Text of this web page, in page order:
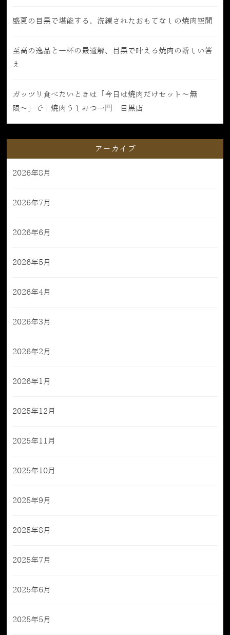
盛夏の目黒で堪能する、洗練されたおもてなしの焼肉空間
至高の逸品と一杯の最適解、目黒で叶える焼肉の新しい答
え
ガッツリ食べたいときは「今日は焼肉だけセット〜無
限〜」で｜焼肉うしみつ一門 目黒店
アーカイブ
2026年8月
2026年7月
2026年6月
2026年5月
2026年4月
2026年3月
2026年2月
2026年1月
2025年12月
2025年11月
2025年10月
2025年9月
2025年8月
2025年7月
2025年6月
2025年5月